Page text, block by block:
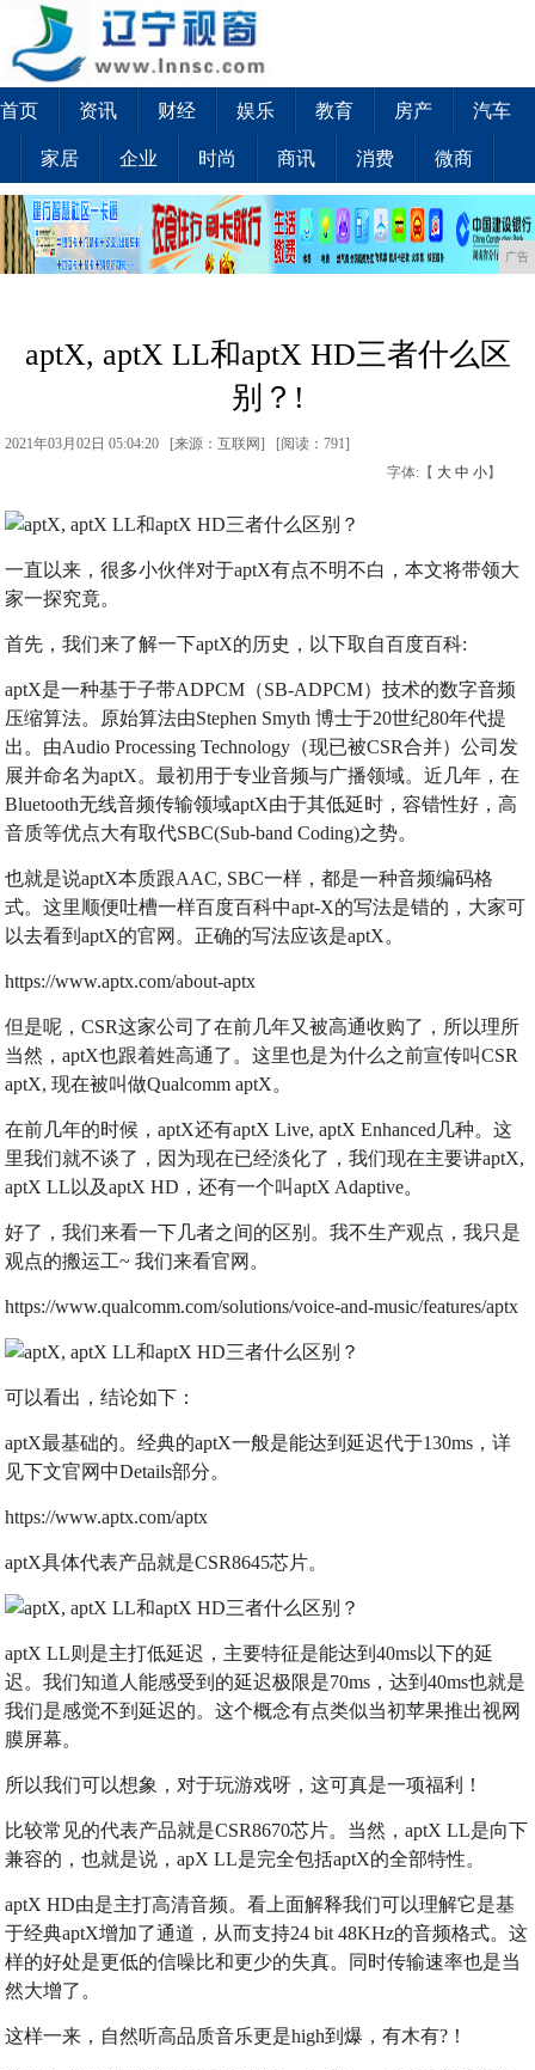
首页 资讯 财经 娱乐 教育 房产 汽车
家居 企业 时尚 商讯 消费 微商
广告
aptX, aptX LL和aptX HD三者什么区
别？!
2021年03月02日 05:04:20 [来源：互联网] [阅读：791]
字体:【 大 中 小】
一直以来，很多小伙伴对于aptX有点不明不白，本文将带领大
家一探究竟。
首先，我们来了解一下aptX的历史，以下取自百度百科:
aptX是一种基于子带ADPCM（SB-ADPCM）技术的数字音频
压缩算法。原始算法由Stephen Smyth 博士于20世纪80年代提
出。由Audio Processing Technology（现已被CSR合并）公司发
展并命名为aptX。最初用于专业音频与广播领域。近几年，在
Bluetooth无线音频传输领域aptX由于其低延时，容错性好，高
音质等优点大有取代SBC(Sub-band Coding)之势。
也就是说aptX本质跟AAC, SBC一样，都是一种音频编码格
式。这里顺便吐槽一样百度百科中apt-X的写法是错的，大家可
以去看到aptX的官网。正确的写法应该是aptX。
https://www.aptx.com/about-aptx
但是呢，CSR这家公司了在前几年又被高通收购了，所以理所
当然，aptX也跟着姓高通了。这里也是为什么之前宣传叫CSR
aptX, 现在被叫做Qualcomm aptX。
在前几年的时候，aptX还有aptX Live, aptX Enhanced几种。这
里我们就不谈了，因为现在已经淡化了，我们现在主要讲aptX,
aptX LL以及aptX HD，还有一个叫aptX Adaptive。
好了，我们来看一下几者之间的区别。我不生产观点，我只是
观点的搬运工~ 我们来看官网。
https://www.qualcomm.com/solutions/voice-and-music/features/aptx
可以看出，结论如下：
aptX最基础的。经典的aptX一般是能达到延迟代于130ms，详
见下文官网中Details部分。
https://www.aptx.com/aptx
aptX具体代表产品就是CSR8645芯片。
aptX LL则是主打低延迟，主要特征是能达到40ms以下的延
迟。我们知道人能感受到的延迟极限是70ms，达到40ms也就是
我们是感觉不到延迟的。这个概念有点类似当初苹果推出视网
膜屏幕。
所以我们可以想象，对于玩游戏呀，这可真是一项福利！
比较常见的代表产品就是CSR8670芯片。当然，aptX LL是向下
兼容的，也就是说，apX LL是完全包括aptX的全部特性。
aptX HD由是主打高清音频。看上面解释我们可以理解它是基
于经典aptX增加了通道，从而支持24 bit 48KHz的音频格式。这
样的好处是更低的信噪比和更少的失真。同时传输速率也是当
然大增了。
这样一来，自然听高品质音乐更是high到爆，有木有?！